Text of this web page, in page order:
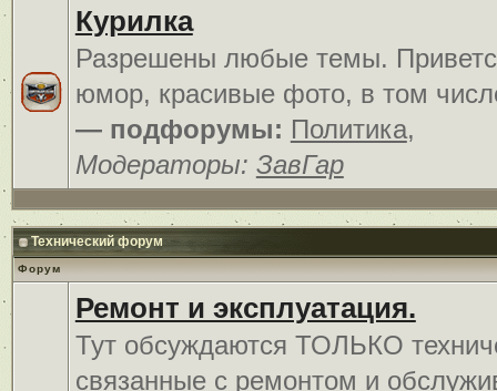
Курилка
Разрешены любые темы.
юмор, красивые фото, в том
— подфорумы: Политика,
Модераторы: ЗавГар
Технический форум
Форум
Ремонт и эксплуатация.
Тут обсуждаются ТОЛЬКО
связанные с ремонтом и